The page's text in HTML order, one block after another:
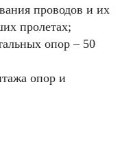
проводов и их
пролетах;
опор – 50
опор и